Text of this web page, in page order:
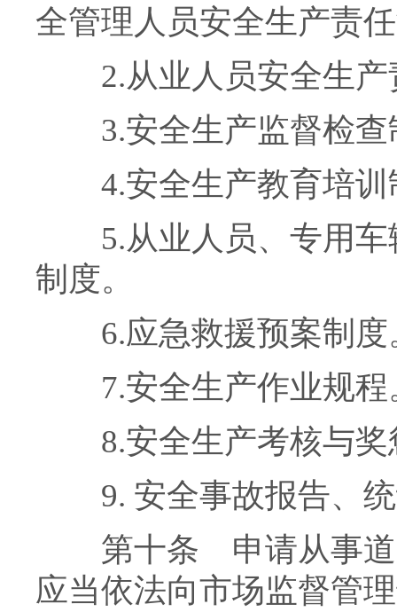
全管理人员安全生产责
2.从业人员安全生产
3.安全生产监督检查
4.安全生产教育培训
5.从业人员、专用车
制度。
6.应急救援预案制度
7.安全生产作业规程
8.安全生产考核与奖
9. 安全事故报告、统
第十条 申请从事道
应当依法向市场监督管